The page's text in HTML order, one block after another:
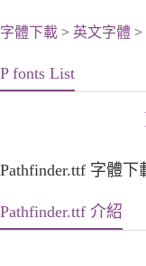
字體下載 > 英文字體 >
P fonts List
Pathfinder.ttf 字體下
Pathfinder.ttf 介紹